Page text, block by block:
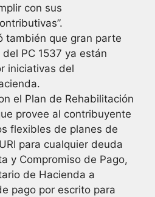
con sus
también que gran parte
PC 1537 ya están
iniciativas del
el Plan de Rehabilitación
provee al contribuyente
flexibles de planes de
para cualquier deuda
y Compromiso de Pago,
de Hacienda a
pago por escrito para